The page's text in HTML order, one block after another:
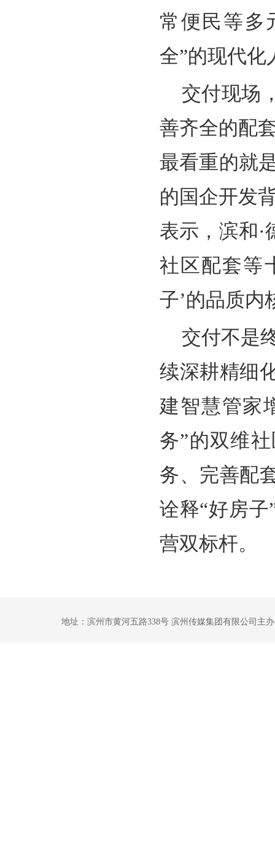
常便民等多
全”的现代化
交付现场
善齐全的配
最看重的就
的国企开发
表示，滨和
社区配套等
子’的品质内
交付不是
续深耕精细
建智慧管家
务”的双维
务、完善配
诠释“好房
营双标杆。
地址：滨州市黄河五路338号 滨州传媒集团有限公司主